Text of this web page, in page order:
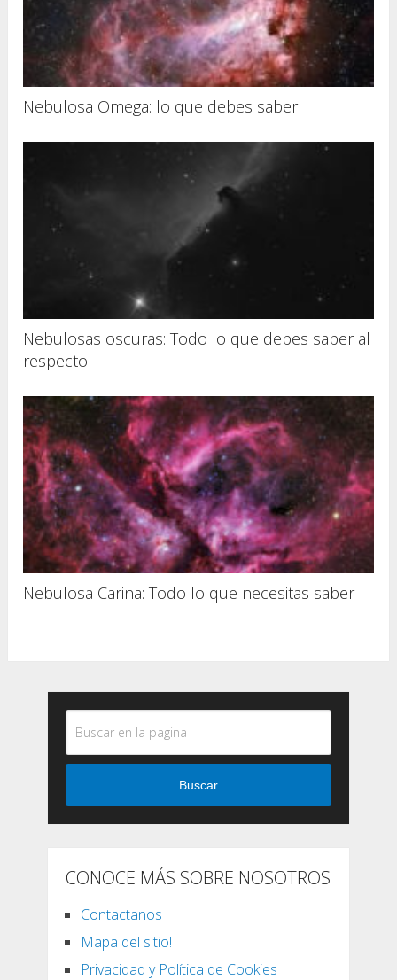
Nebulosa Omega: lo que debes saber
Nebulosas oscuras: Todo lo que debes saber al
respecto
Nebulosa Carina: Todo lo que necesitas saber
Buscar
CONOCE MÁS SOBRE NOSOTROS
Contactanos
Mapa del sitio!
Privacidad y Política de Cookies